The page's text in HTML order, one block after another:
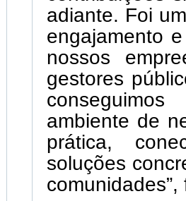
adiante. Foi
engajamento
nossos
gestores
ambiente de
prática,
soluções
comunidades”,